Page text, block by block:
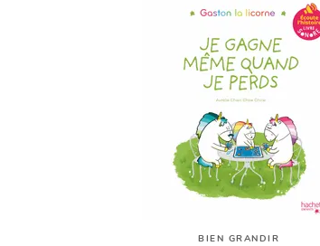
BIEN GRANDIR